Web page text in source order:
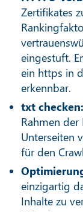
Zertifikates
eingestuft.
ein https in
erkennbar.
txt checken:
Rahmen der
Unterseiten
für den
einzigartig
Inhalte zu